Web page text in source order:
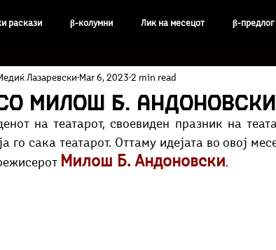
раскази β-колумни Лик на месецот β-предлог
β-фактопедија Бисери Воздишки
Скопски поетски фестивал
Милош Б.
Лазаревски Mar 6, 2023 2 min read
на театарот, своевиден празник на
го сака театарот. Оттаму идејата во овој
Милош Б. Андоновски.